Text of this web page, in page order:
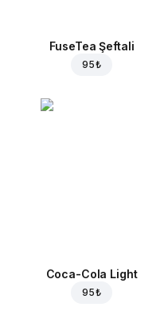
FuseTea Şeftali
95 ₺
Coca-Cola Light
95 ₺